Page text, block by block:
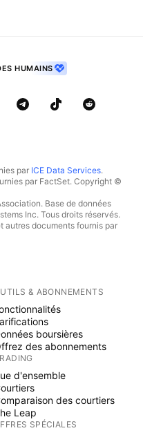
HUMAINS
par ICE Data Services.
par FactSet. Copyright ©
Base de données
Inc. Tous droits réservés.
autres documents fournis par
& ABONNEMENTS
boursières
des abonnements
d'ensemble
des courtiers
Leap
SPÉCIALES